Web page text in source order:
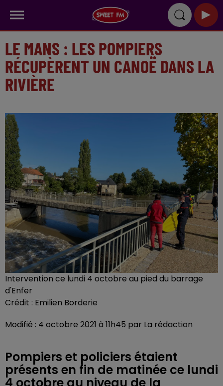
LE MANS : LES POMPIERS
RÉCUPÈRENT UN CANOË DANS LA
RIVIÈRE
Intervention ce lundi 4 octobre au pied du barrage
d'Enfer
Crédit : Emilien Borderie
Modifié : 4 octobre 2021 à 11h45 par La rédaction
Pompiers et policiers étaient
présents en fin de matinée ce lundi